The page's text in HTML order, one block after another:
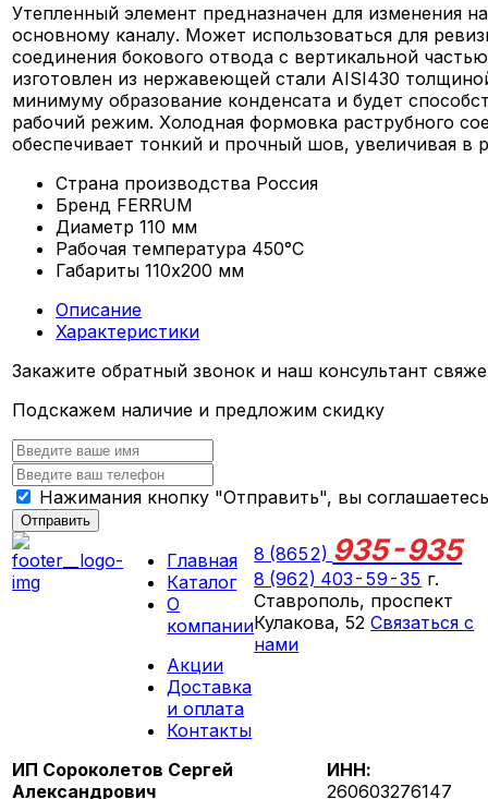
Утепленный элемент предназначен для изменения
основному каналу. Может использоваться для
соединения бокового отвода с вертикальной
изготовлен из нержавеющей стали AISI430
минимуму образование конденсата и будет
рабочий режим. Холодная формовка раструбного
обеспечивает тонкий и прочный шов, увеличивая в
Страна производства Россия
Бренд FERRUM
Диаметр 110 мм
Рабочая температура 450°С
Габариты 110х200 мм
Описание
Характеристики
Закажите обратный звонок и наш консультант
Подскажем наличие и предложим скидку
Нажимания кнопку "Отправить", вы
Отправить
Главная
Каталог
О
компании
Акции
Доставка
и оплата
Контакты
8 (8652) 935-935
8 (962) 403-59-35 г.
Ставрополь, проспект
Кулакова, 52Связаться с
нами
ИП Сороколетов Сергей
Александрович
ИНН:
260603276147